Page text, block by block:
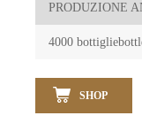
PRODUZIONE
4000
SHOP